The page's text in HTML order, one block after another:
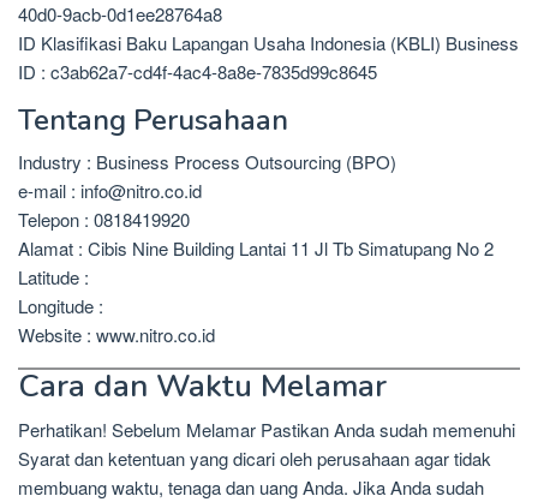
40d0-9acb-0d1ee28764a8
ID Klasifikasi Baku Lapangan Usaha Indonesia (KBLI) Business
ID : c3ab62a7-cd4f-4ac4-8a8e-7835d99c8645
Tentang Perusahaan
Industry : Business Process Outsourcing (BPO)
e-mail : info@nitro.co.id
Telepon : 0818419920
Alamat : Cibis Nine Building Lantai 11 Jl Tb Simatupang No 2
Latitude :
Longitude :
Website : www.nitro.co.id
Cara dan Waktu Melamar
Perhatikan! Sebelum Melamar Pastikan Anda sudah memenuhi
Syarat dan ketentuan yang dicari oleh perusahaan agar tidak
membuang waktu, tenaga dan uang Anda. Jika Anda sudah